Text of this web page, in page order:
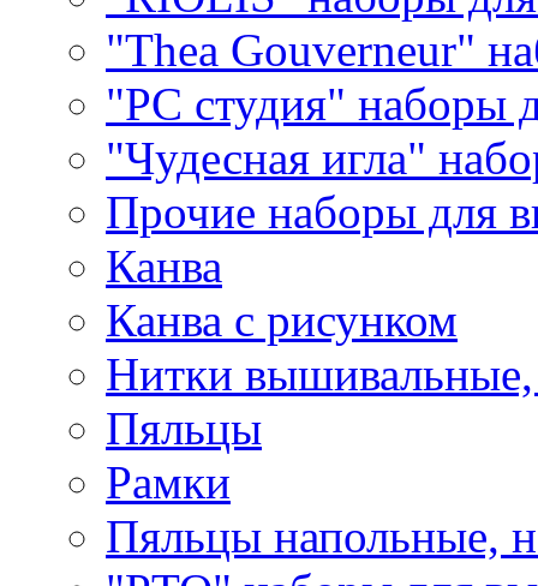
"Thea Gouverneur"
"РС студия" наборы
"Чудесная игла"
Прочие наборы для
Канва
Канва с рисунком
Нитки
Пяльцы
Рамки
Пяльцы напольные,